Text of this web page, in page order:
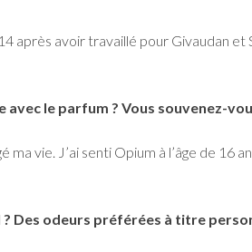
avoir travaillé pour Givaudan et
le parfum ? Vous souvenez-
ma vie. J’ai senti Opium à l’âge de
odeurs préférées à titre